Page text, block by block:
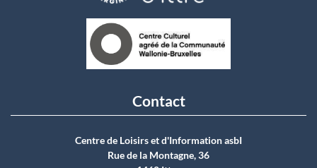
Contact
Centre de Loisirs et d'Information asbI
Rue de la Montagne, 36